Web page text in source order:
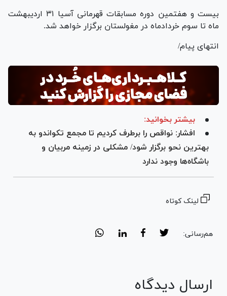
بیست و هفتمین دوره مسابقات قهرمانی آسیا ۳۱ اردیبهشت
ماه تا سوم خردادماه در مغولستان برگزار خواهد شد.
انتهای پیام/
بیشتر بخوانید:
افشار: نواقص را برطرف کردیم تا مجمع تکواندو به
بهترین نحو برگزار شود/ مشکلی در زمینه مربیان و
باشگاه‌ها وجود ندارد
لینک کوتاه
هم‌رسانی:
ارسال دیدگاه